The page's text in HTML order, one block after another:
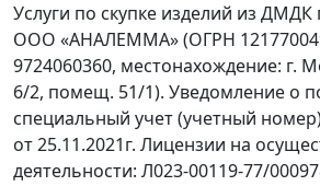
Услуги по скупке изделий из ДМДК
ООО «АНАЛЕММА» (ОГРН
9724060360, местонахождение: г.
6/2, помещ. 51/1). Уведомление о
специальный учет (учетный
от 25.11.2021г. Лицензии на
деятельности: Л023-00119-77/